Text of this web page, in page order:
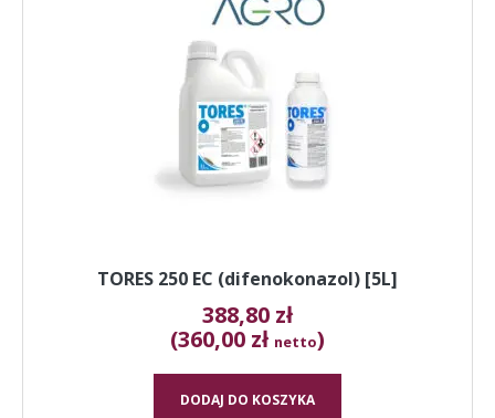
TORES 250 EC (difenokonazol) [5L]
388,80 zł
(360,00 zł netto)
DODAJ DO KOSZYKA